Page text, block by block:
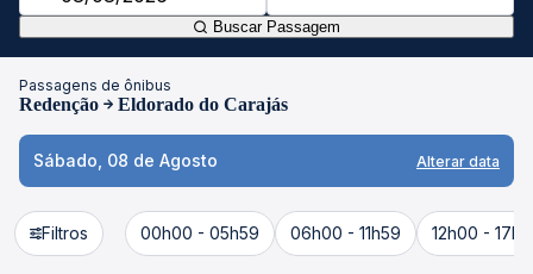
Buscar Passagem
Passagens de ônibus
Redenção Eldorado do Carajás
Sábado, 08 de Agosto Alterar data
Filtros 00h00 - 05h59 06h00 - 11h59 12h00 -